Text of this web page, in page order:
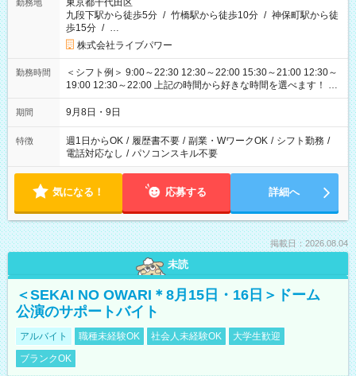
勤務地
東京都千代田区
九段下駅から徒歩5分 / 竹橋駅から徒歩10分 / 神保町駅から徒
歩15分 / …
株式会社ライブパワー
勤務時間
＜シフト例＞ 9:00～22:30 12:30～22:00 15:30～21:00 12:30～
19:00 12:30～22:00 上記の時間から好きな時間を選べます！ ※
時間は変更となる可能性があります
期間 9月8日・9日
特徴 週1日からOK / 履歴書不要 / 副業・WワークOK / シフト勤務 /
電話対応なし / パソコンスキル不要
気になる！ 応募する 詳細へ
掲載日：2026.08.04
未読
＜SEKAI NO OWARI＊8月15日・16日＞ドーム
公演のサポートバイト
アルバイト 職種未経験OK 社会人未経験OK
大学生歓迎
ブランクOK